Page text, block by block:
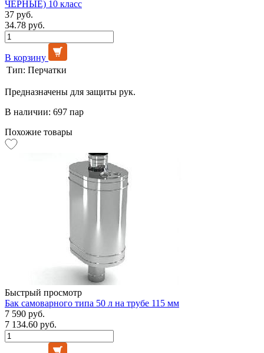
ЧЁРНЫЕ) 10 класс
37 руб.
34.78 руб.
В корзину
Тип: Перчатки
Предназначены для защиты рук.
В наличии: 697 пар
Похожие товары
Быстрый просмотр
Бак самоварного типа 50 л на трубе 115 мм
7 590 руб.
7 134.60 руб.